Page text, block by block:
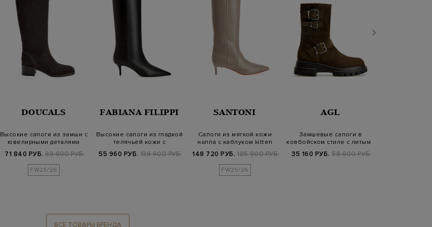
DOUCALS
Высокие сапоги из замши с
ювелирными деталями
71 840 РУБ. 89 800 РУБ.
FW25/26
FABIANA FILIPPI
Высокие сапоги из гладкой
телячьей кожи с
55 960 РУБ. 139 900 РУБ.
SANTONI
Сапоги из мягкой кожи
наппа с каблуком kitten
148 720 РУБ. 185 900 РУБ.
FW25/26
AGL
Замшевые сапоги в
ковбойском стиле с литыми
35 160 РУБ. 58 600 РУБ.
ВСЕ ТОВАРЫ БРЕНДА